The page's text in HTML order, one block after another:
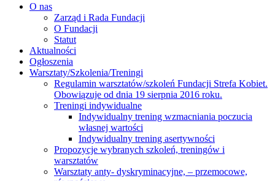
O nas
Zarząd i Rada Fundacji
O Fundacji
Statut
Aktualności
Ogłoszenia
Warsztaty/Szkolenia/Treningi
Regulamin warsztatów/szkoleń Fundacji Strefa Kobiet.
Obowiązuje od dnia 19 sierpnia 2016 roku.
Treningi indywidualne
Indywidualny trening wzmacniania poczucia
własnej wartości
Indywidualny trening asertywności
Propozycje wybranych szkoleń, treningów i
warsztatów
Warsztaty anty- dyskryminacyjne, – przemocowe,